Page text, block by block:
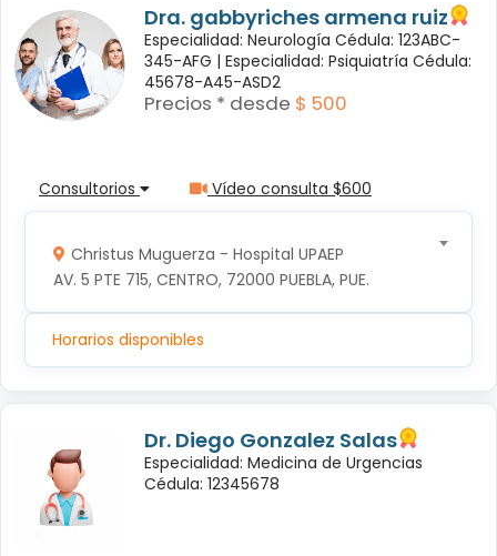
Dra. gabbyriches armena ruiz
Especialidad: Neurología Cédula: 123ABC-
345-AFG | Especialidad: Psiquiatría Cédula:
45678-A45-ASD2
Precios * desde $ 500
Consultorios Vídeo consulta $600
Christus Muguerza - Hospital UPAEP
AV. 5 PTE 715, CENTRO, 72000 PUEBLA, PUE.
Horarios disponibles
Dr. Diego Gonzalez Salas
Especialidad: Medicina de Urgencias
Cédula: 12345678